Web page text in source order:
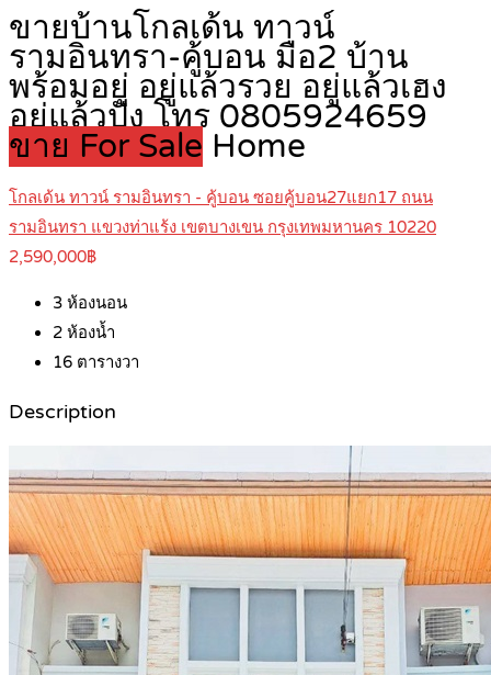
ขายบ้านโกลเด้น ทาวน์
รามอินทรา-คู้บอน มือ2 บ้าน
พร้อมอยู่ อยู่แล้วรวย อยู่แล้วเฮง
อยู่แล้วปัง โทร 0805924659
ขาย For Sale Home
โกลเด้น ทาวน์ รามอินทรา - คู้บอน ซอยคู้บอน27แยก17 ถนน
รามอินทรา​ ​แขวงท่าแร้ง​ เขตบางเขน กรุงเทพมหานคร​ 10220
2,590,000฿
3 ห้องนอน
2 ห้องน้ำ
16 ตารางวา
Description